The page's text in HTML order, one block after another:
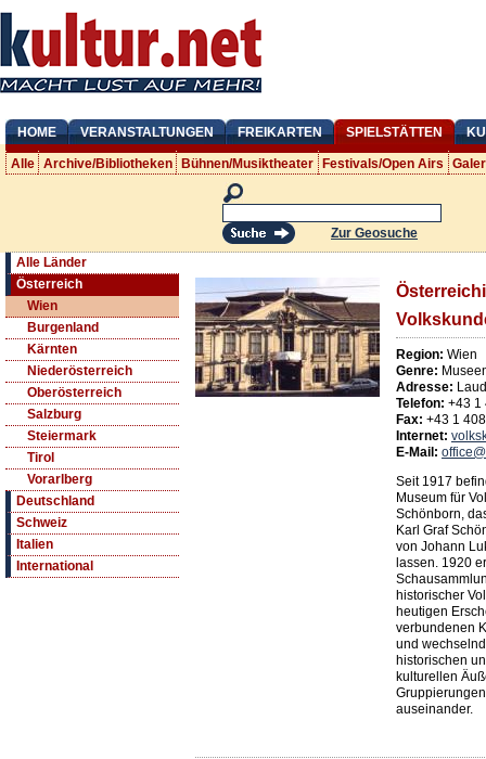
HOME VERANSTALTUNGEN FREIKARTEN SPIELSTÄTTEN
Alle Archive/Bibliotheken Bühnen/Musiktheater Festivals/Open Airs
Zur Geosuche
Alle Länder
Österreich
Wien
Burgenland
Kärnten
Niederösterreich
Oberösterreich
Salzburg
Steiermark
Tirol
Vorarlberg
Deutschland
Schweiz
Italien
International
Region: Wien
Genre:
Adresse:
Telefon: +43 1
Fax: +43 1
Internet:
E-Mail:
Seit 1917
Museum für
Schönborn,
Karl Graf
von Johann
lassen. 1920
historischer
heutigen
verbundenen
und
historischen
kulturellen
auseinander.